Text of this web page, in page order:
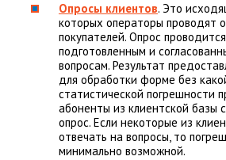
Опросы клиентов. Это
которых операторы проводят
покупателей. Опрос
подготовленным и
вопросам. Результат
для обработки форме без
статистической погрешности
абоненты из клиентской базы
опрос. Если некоторые из
отвечать на вопросы, то
минимально возможной.